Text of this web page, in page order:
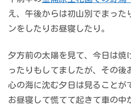
え、午後からは初山別でまった
ンをしたりお昼寝したり。
夕方前の太陽を見て、今日は焼
ったりもしてましたが、その後
心の海に沈む夕日は見ることが
お昼寝して慌てて起きて車の中